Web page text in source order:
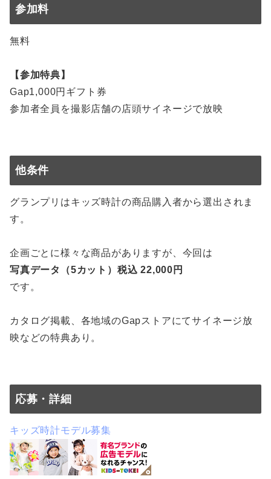
参加料
無料
【参加特典】
Gap1,000円ギフト券
参加者全員を撮影店舗の店頭サイネージで放映
他条件
グランプリはキッズ時計の商品購入者から選出されま
す。
企画ごとに様々な商品がありますが、今回は
写真データ（5カット）税込 22,000円
です。
カタログ掲載、各地域のGapストアにてサイネージ放
映などの特典あり。
応募・詳細
キッズ時計モデル募集